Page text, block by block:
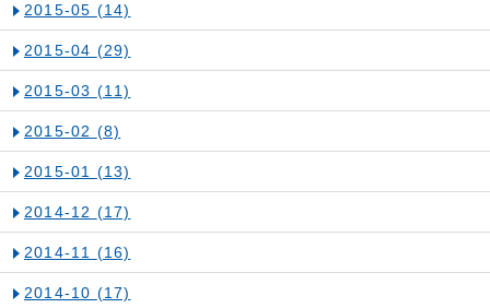
2015-05 (14)
2015-04 (29)
2015-03 (11)
2015-02 (8)
2015-01 (13)
2014-12 (17)
2014-11 (16)
2014-10 (17)